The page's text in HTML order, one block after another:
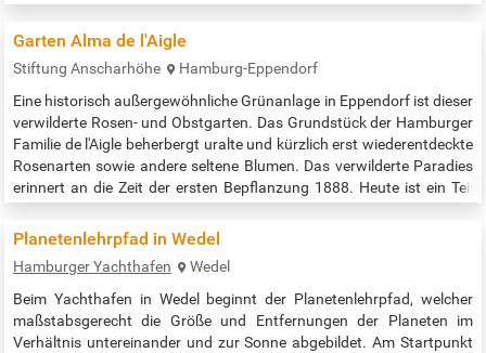
in Hamburg einzigartig, er ist auch ein Spiegel der…
Garten Alma de l'Aigle
Stiftung Anscharhöhe
Hamburg-Eppendorf
Eine historisch außergewöhnliche Grünanlage in Eppendorf ist dieser
verwilderte Rosen- und Obstgarten. Das Grundstück der Hamburger
Familie de l'Aigle beherbergt uralte und kürzlich erst wiederentdeckte
Rosenarten sowie andere seltene Blumen. Das verwilderte Paradies
erinnert an die Zeit der ersten Bepflanzung 1888. Heute ist ein Teil
Stiftung Anscharhöhe, zugänglich über Tarpenbekstraße…
Planetenlehrpfad in Wedel
Hamburger Yachthafen
Wedel
Beim Yachthafen in Wedel beginnt der Planetenlehrpfad, welcher
maßstabsgerecht die Größe und Entfernungen der Planeten im
Verhältnis untereinander und zur Sonne abgebildet. Am Startpunkt